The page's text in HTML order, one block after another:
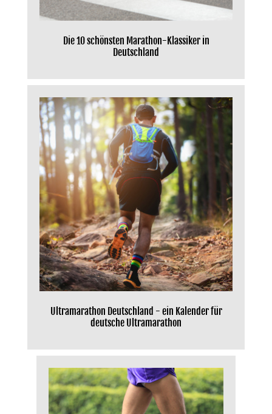
Die 10 schönsten Marathon-Klassiker in
Deutschland
Ultramarathon Deutschland - ein Kalender für
deutsche Ultramarathon